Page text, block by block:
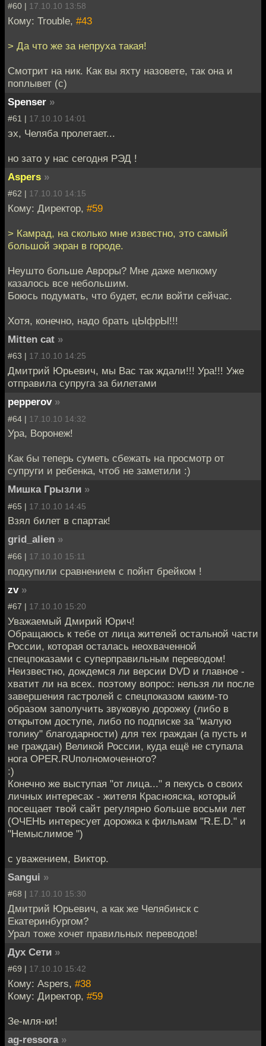
#60 | 17.10.10 13:58
Кому: Trouble, #43
> Да что же за непруха такая!
Смотрит на ник. Как вы яхту назовете, так она и
поплывет (с)
Spenser »
#61 | 17.10.10 14:01
эх, Челяба пролетает...
но зато у нас сегодня РЭД !
Aspers »
#62 | 17.10.10 14:15
Кому: Директор, #59
> Камрад, на сколько мне известно, это самый
большой экран в городе.
Неушто больше Авроры? Мне даже мелкому
казалось все небольшим.
Боюсь подумать, что будет, если войти сейчас.
Хотя, конечно, надо брать цЫфрЫ!!!
Mitten cat »
#63 | 17.10.10 14:25
Дмитрий Юрьевич, мы Вас так ждали!!! Ура!!! Уже
отправила супруга за билетами
pepperov »
#64 | 17.10.10 14:32
Ура, Воронеж!
Как бы теперь суметь сбежать на просмотр от
супруги и ребенка, чтоб не заметили :)
Мишка Грызли »
#65 | 17.10.10 14:45
Взял билет в спартак!
grid_alien »
#66 | 17.10.10 15:11
подкупили сравнением c пойнт брейком !
zv »
#67 | 17.10.10 15:20
Уважаемый Дмирий Юрич!
Обращаюсь к тебе от лица жителей остальной части
России, которая осталась неохваченной
спецпоказами с суперправильным переводом!
Неизвестно, дождемся ли версии DVD и главное -
хватит ли на всех. поэтому вопрос: нельзя ли после
завершения гастролей с спецпоказом каким-то
образом заполучить звуковую дорожку (либо в
открытом доступе, либо по подписке за "малую
толику" благодарности) для тех граждан (а пусть и
не граждан) Великой России, куда ещё не ступала
нога OPER.RUполномоченного?
:)
Конечно же выступая "от лица..." я пекусь о своих
личных интересах - жителя Краснояска, который
посещает твой сайт регулярно больше восьми лет
(ОЧЕНЬ интересует дорожка к фильмам "R.E.D." и
"Немыслимое ")
с уважением, Виктор.
Sangui »
#68 | 17.10.10 15:30
Дмитрий Юрьевич, а как же Челябинск с
Екатеринбургом?
Урал тоже хочет правильных переводов!
Дух Сети »
#69 | 17.10.10 15:42
Кому: Aspers, #38
Кому: Директор, #59
Зе-мля-ки!
ag-ressora »